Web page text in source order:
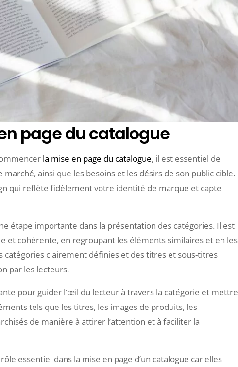
page du catalogue
la mise en page du catalogue, il est essentiel de
ainsi que les besoins et les désirs de son public cible.
qui reflète fidèlement votre identité de marque et capte
étape importante dans la présentation des catégories. Il est
et cohérente, en regroupant les éléments similaires et en les
catégories clairement définies et des titres et sous-titres
par les lecteurs.
pour guider l’œil du lecteur à travers la catégorie et mettre
tels que les titres, les images de produits, les
de manière à attirer l’attention et à faciliter la
essentiel dans la mise en page d’un catalogue car elles